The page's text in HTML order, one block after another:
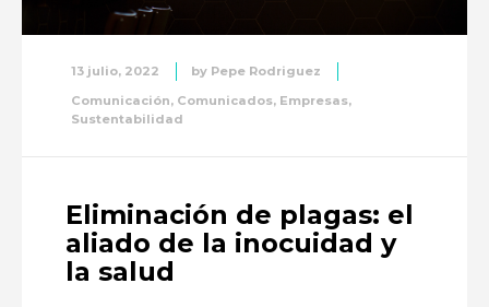
13 julio, 2022 by Pepe Rodriguez
Comunicación, Comunicados, Empresas,
Sustentabilidad
Eliminación de plagas: el
aliado de la inocuidad y
la salud